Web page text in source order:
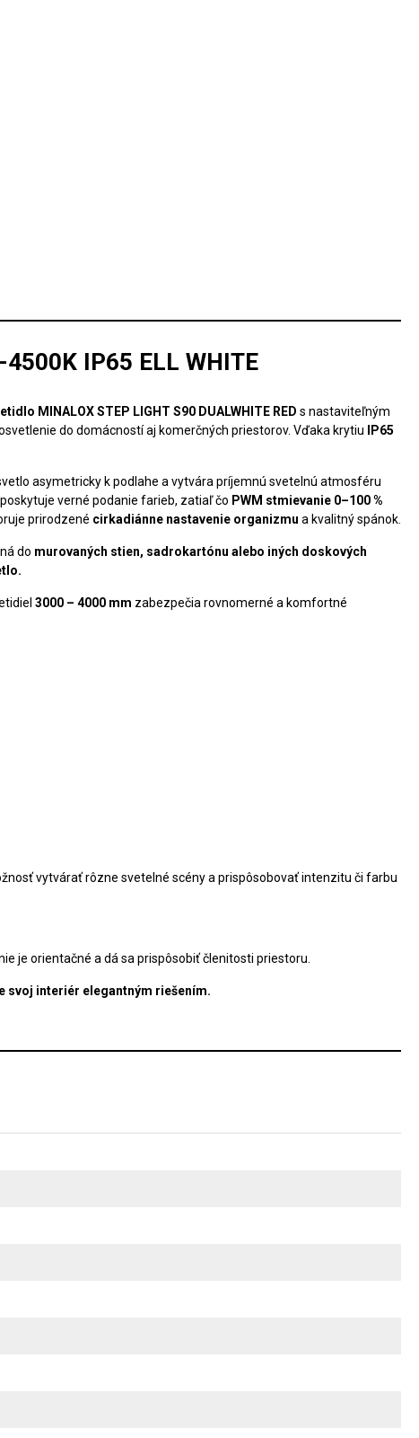
4500K IP65 ELL WHITE
MINALOX STEP LIGHT S90 DUALWHITE RED s nastaviteľným
do domácností aj komerčných priestorov. Vďaka krytiu
IP65
asymetricky k podlahe a vytvára príjemnú svetelnú atmosféru
poskytuje verné podanie farieb, zatiaľ čo PWM stmievanie 0–100 %
prirodzené cirkadiánne nastavenie organizmu a kvalitný spánok.
do murovaných stien, sadrokartónu alebo iných doskových
3000 – 4000 mm zabezpečia rovnomerné a komfortné
vytvárať rôzne svetelné scény a prispôsobovať intenzitu či farbu
je orientačné a dá sa prispôsobiť členitosti priestoru.
svoj interiér elegantným riešením.